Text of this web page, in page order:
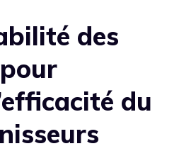
des
du